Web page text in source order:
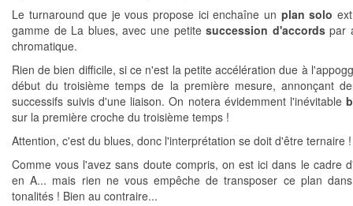
Le turnaround que je vous propose ici enchaîne un plan solo
gamme de La blues, avec une petitesuccession d'accordspar
chromatique.
Rien de bien difficile, si ce n'est la petite accélération due à
début du troisième temps de la première mesure, annonçant
successifs suivis d'une liaison. On notera évidemment l'inévitable
sur la première croche du troisième temps !
Attention, c'est du blues, donc l'interprétation se doit d'être ternaire !
Comme vous l'avez sans doute compris, on est ici dans le cadre
en A... mais rien ne vous empêche de transposer ce plan
tonalités ! Bien au contraire...